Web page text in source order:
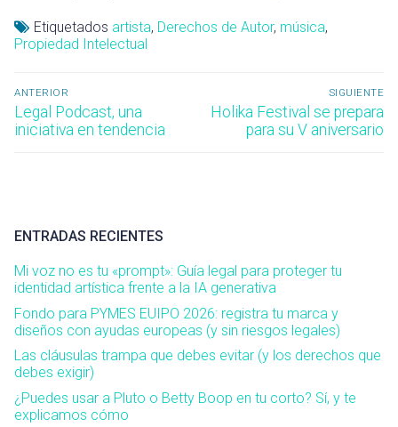
Etiquetados artista, Derechos de Autor, música,
Propiedad Intelectual
Navegación
de
entradas
ANTERIOR
Entrada
anterior:
Legal Podcast, una
iniciativa en tendencia
SIGUIENTE
Entrada
siguiente:
Holika Festival se prepara
para su V aniversario
ENTRADAS RECIENTES
Mi voz no es tu «prompt»: Guía legal para proteger tu
identidad artística frente a la IA generativa
Fondo para PYMES EUIPO 2026: registra tu marca y
diseños con ayudas europeas (y sin riesgos legales)
Las cláusulas trampa que debes evitar (y los derechos que
debes exigir)
¿Puedes usar a Pluto o Betty Boop en tu corto? Sí, y te
explicamos cómo